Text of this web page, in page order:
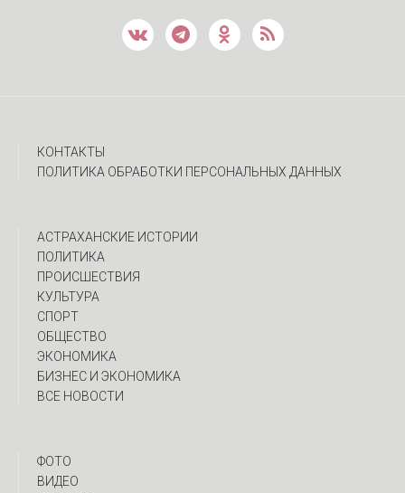
КОНТАКТЫ
ПОЛИТИКА ОБРАБОТКИ ПЕРСОНАЛЬНЫХ ДАННЫХ
АСТРАХАНСКИЕ ИСТОРИИ
ПОЛИТИКА
ПРОИСШЕСТВИЯ
КУЛЬТУРА
СПОРТ
ОБЩЕСТВО
ЭКОНОМИКА
БИЗНЕС И ЭКОНОМИКА
ВСЕ НОВОСТИ
ФОТО
ВИДЕО